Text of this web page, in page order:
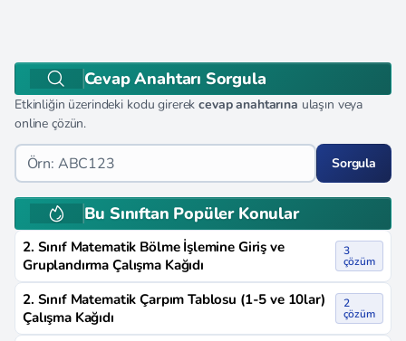
Cevap Anahtarı Sorgula
Etkinliğin üzerindeki kodu girerekcevap anahtarına ulaşın veya
online çözün.
Sorgula
Bu Sınıftan Popüler Konular
2. Sınıf Matematik Bölme İşlemine Giriş ve
Gruplandırma Çalışma Kağıdı
3
çözüm
2. Sınıf Matematik Çarpım Tablosu (1-5 ve 10lar)
Çalışma Kağıdı
2
çözüm